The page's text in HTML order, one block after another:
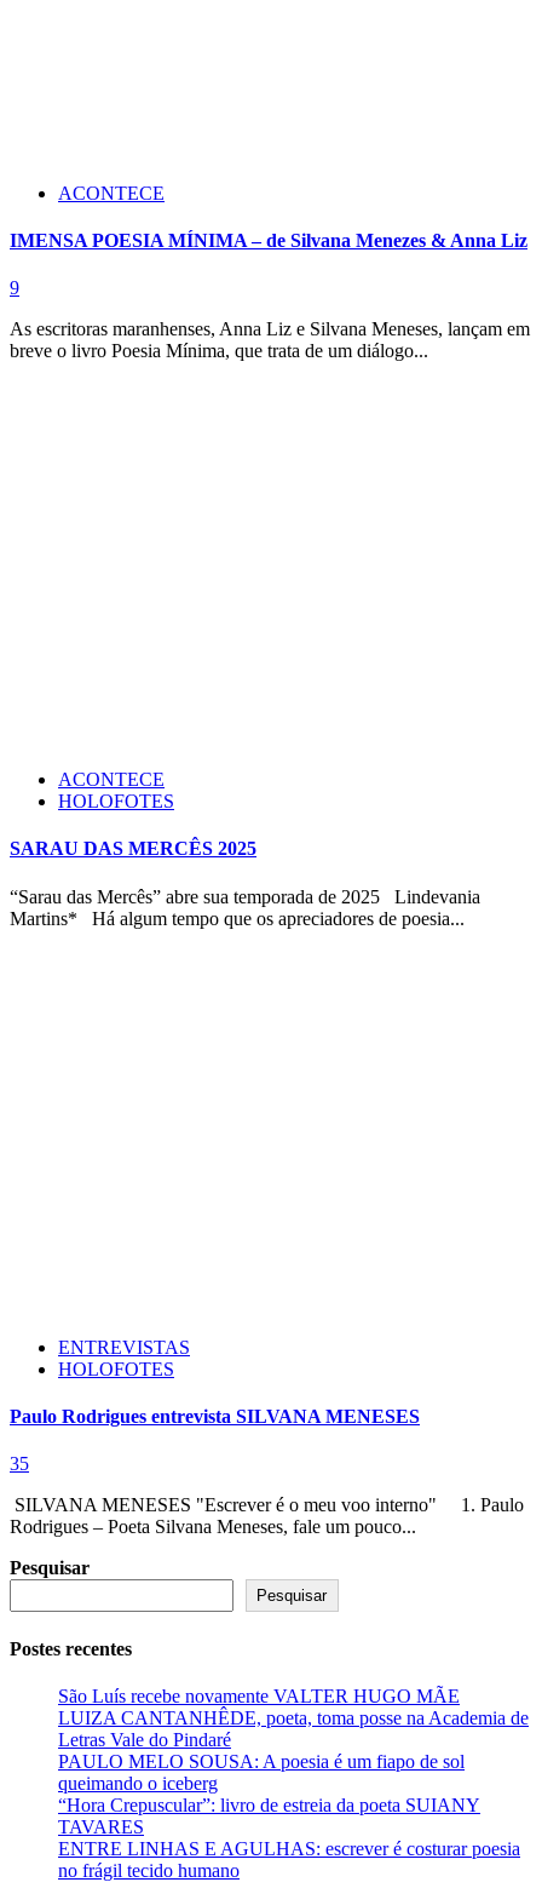
ACONTECE
IMENSA POESIA MÍNIMA – de Silvana Menezes & Anna Liz
9
As escritoras maranhenses, Anna Liz e Silvana Meneses, lançam em
breve o livro Poesia Mínima, que trata de um diálogo...
ACONTECE
HOLOFOTES
SARAU DAS MERCÊS 2025
“Sarau das Mercês” abre sua temporada de 2025 Lindevania
Martins* Há algum tempo que os apreciadores de poesia...
ENTREVISTAS
HOLOFOTES
Paulo Rodrigues entrevista SILVANA MENESES
35
SILVANA MENESES "Escrever é o meu voo interno" 1. Paulo
Rodrigues – Poeta Silvana Meneses, fale um pouco...
Pesquisar
Pesquisar
Postes recentes
São Luís recebe novamente VALTER HUGO MÃE
LUIZA CANTANHÊDE, poeta, toma posse na Academia de
Letras Vale do Pindaré
PAULO MELO SOUSA: A poesia é um fiapo de sol
queimando o iceberg
“Hora Crepuscular”: livro de estreia da poeta SUIANY
TAVARES
ENTRE LINHAS E AGULHAS: escrever é costurar poesia
no frágil tecido humano